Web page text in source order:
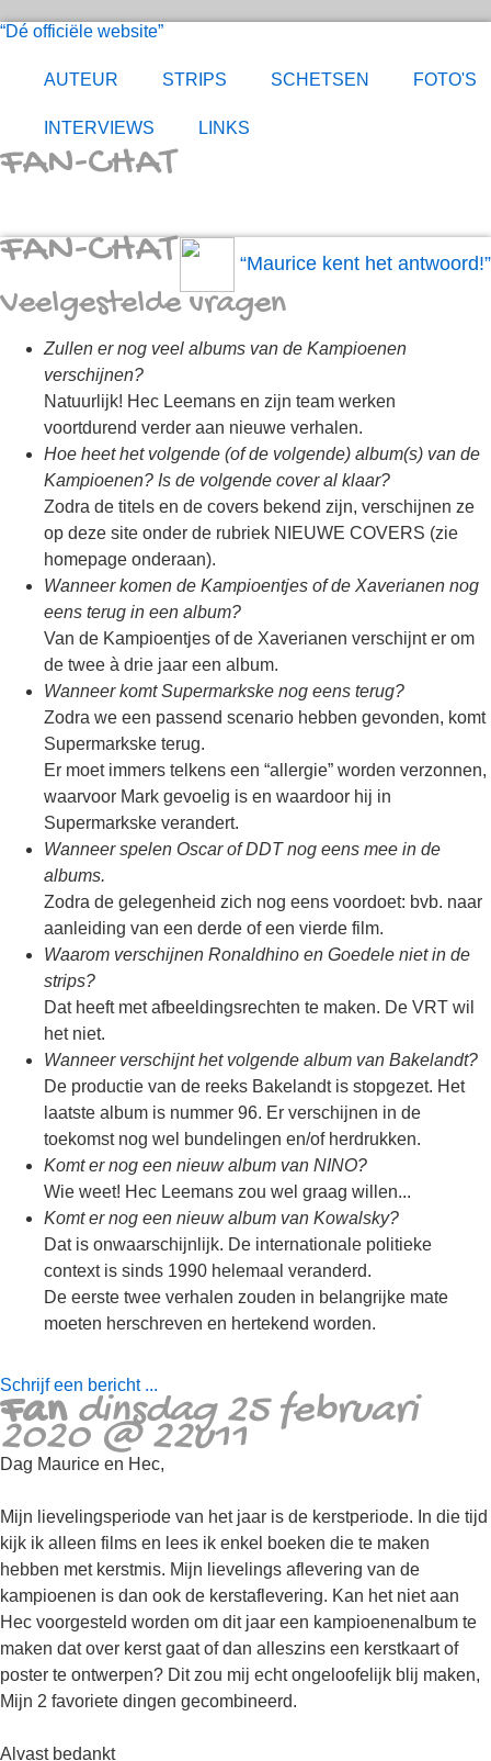
Dé officiële website
AUTEUR STRIPS SCHETSEN FOTO'S
INTERVIEWS LINKS
FAN-CHAT
Maurice kent het antwoord!
FAN-CHAT
Veelgestelde vragen
Zullen er nog veel albums van de Kampioenen
verschijnen?
Natuurlijk! Hec Leemans en zijn team werken
voortdurend verder aan nieuwe verhalen.
Hoe heet het volgende (of de volgende) album(s) van de
Kampioenen? Is de volgende cover al klaar?
Zodra de titels en de covers bekend zijn, verschijnen ze
op deze site onder de rubriek NIEUWE COVERS (zie
homepage onderaan).
Wanneer komen de Kampioentjes of de Xaverianen nog
eens terug in een album?
Van de Kampioentjes of de Xaverianen verschijnt er om
de twee à drie jaar een album.
Wanneer komt Supermarkske nog eens terug?
Zodra we een passend scenario hebben gevonden, komt
Supermarkske terug.
Er moet immers telkens een allergie worden verzonnen,
waarvoor Mark gevoelig is en waardoor hij in
Supermarkske verandert.
Wanneer spelen Oscar of DDT nog eens mee in de
albums.
Zodra de gelegenheid zich nog eens voordoet: bvb. naar
aanleiding van een derde of een vierde film.
Waarom verschijnen Ronaldhino en Goedele niet in de
strips?
Dat heeft met afbeeldingsrechten te maken. De VRT wil
het niet.
Wanneer verschijnt het volgende album van Bakelandt?
De productie van de reeks Bakelandt is stopgezet. Het
laatste album is nummer 96. Er verschijnen in de
toekomst nog wel bundelingen en/of herdrukken.
Komt er nog een nieuw album van NINO?
Wie weet! Hec Leemans zou wel graag willen...
Komt er nog een nieuw album van Kowalsky?
Dat is onwaarschijnlijk. De internationale politieke
context is sinds 1990 helemaal veranderd.
De eerste twee verhalen zouden in belangrijke mate
moeten herschreven en hertekend worden.
Schrijf een bericht ...
Fan dinsdag 25 februari
2020 @ 22u11
Dag Maurice en Hec,
Mijn lievelingsperiode van het jaar is de kerstperiode. In die tijd
kijk ik alleen films en lees ik enkel boeken die te maken
hebben met kerstmis. Mijn lievelings aflevering van de
kampioenen is dan ook de kerstaflevering. Kan het niet aan
Hec voorgesteld worden om dit jaar een kampioenenalbum te
maken dat over kerst gaat of dan alleszins een kerstkaart of
poster te ontwerpen? Dit zou mij echt ongeloofelijk blij maken,
Mijn 2 favoriete dingen gecombineerd.
Alvast bedankt